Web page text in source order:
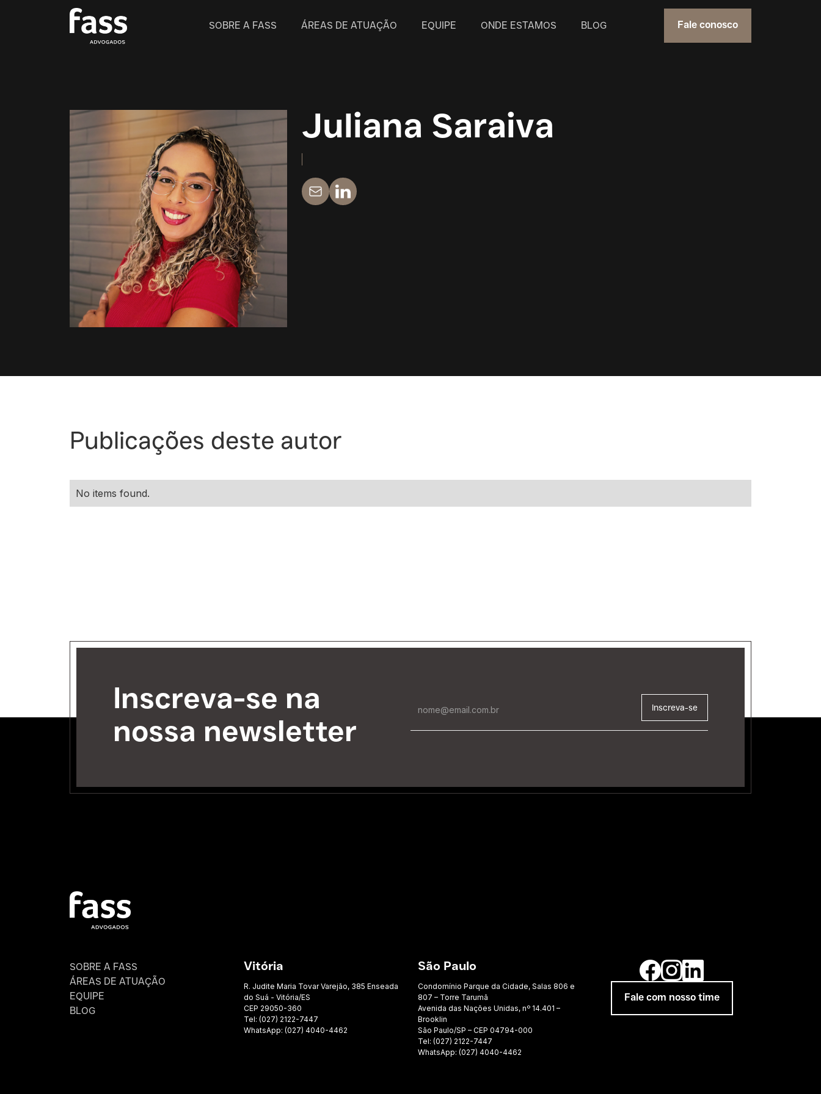
SOBRE A FASS ÁREAS DE ATUAÇÃO EQUIPE ONDE ESTAMOS BLOG Fale conosco
Juliana Saraiva
Publicações deste autor
No items found.
Inscreva-se na
nossa newsletter
SOBRE A FASS
ÁREAS DE ATUAÇÃO
EQUIPE
BLOG
Vitória
R. Judite Maria Tovar Varejão, 385 Enseada
do Suá - Vitória/ES
CEP 29050-360
Tel: (027) 2122-7447
WhatsApp: (027) 4040-4462
São Paulo
Condomínio Parque da Cidade, Salas 806 e
807 – Torre Tarumã
Avenida das Nações Unidas, nº 14.401 –
Brooklin
São Paulo/SP – CEP 04794-000
Tel: (027) 2122-7447
WhatsApp: (027) 4040-4462
Fale com nosso time